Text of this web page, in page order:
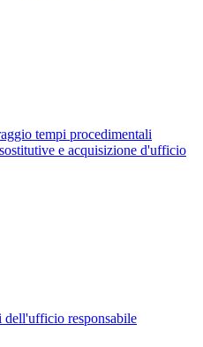
tempi procedimentali
e acquisizione d'ufficio
dell'ufficio responsabile